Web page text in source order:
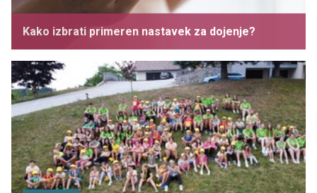
Kako izbrati primeren nastavek za dojenje?